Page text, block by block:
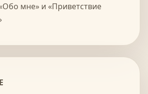
мне» и «Приветствие